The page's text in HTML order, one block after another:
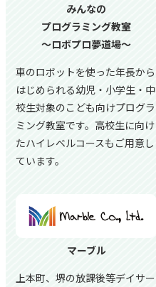
みんなの
プログラミング教室
～ロボプロ夢道場～
車のロボットを使った年長から
はじめられる幼児・小学生・中
校生対象のこども向けプログラ
ミング教室です。高校生に向け
たハイレベルコースもご用意し
ています。
マーブル
上本町、堺の放課後等デイサー